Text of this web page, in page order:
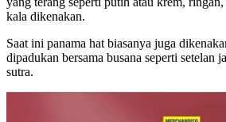
kala dikenakan.
Saat ini panama hat biasanya juga
dipadukan bersama busana seperti setelan
sutra.